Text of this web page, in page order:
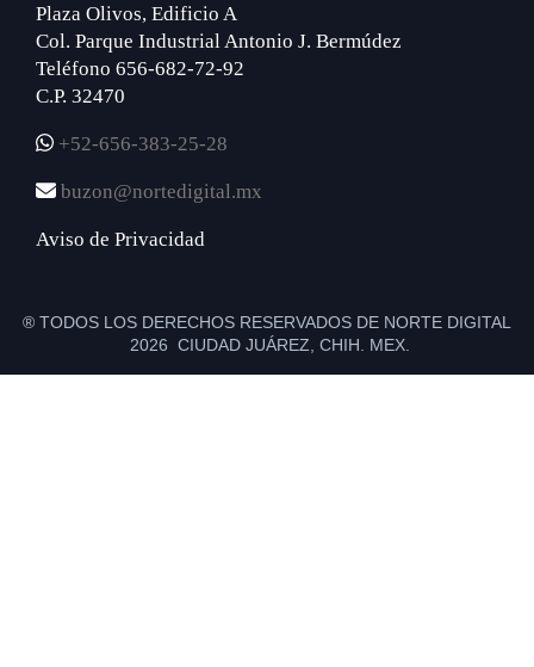
Plaza Olivos, Edificio A
Col. Parque Industrial Antonio J. Bermúdez
Teléfono 656-682-72-92
C.P. 32470
+52-656-383-25-28
buzon@nortedigital.mx
Aviso de Privacidad
® TODOS LOS DERECHOS RESERVADOS DE NORTE DIGITAL
2026 CIUDAD JUÁREZ, CHIH. MEX.